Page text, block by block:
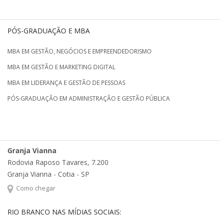
PÓS-GRADUAÇÃO E MBA
MBA EM GESTÃO, NEGÓCIOS E EMPREENDEDORISMO
MBA EM GESTÃO E MARKETING DIGITAL
MBA EM LIDERANÇA E GESTÃO DE PESSOAS
PÓS-GRADUAÇÃO EM ADMINISTRAÇÃO E GESTÃO PÚBLICA
Granja Vianna
Rodovia Raposo Tavares, 7.200
Granja Vianna - Cotia - SP
Como chegar
RIO BRANCO NAS MÍDIAS SOCIAIS: